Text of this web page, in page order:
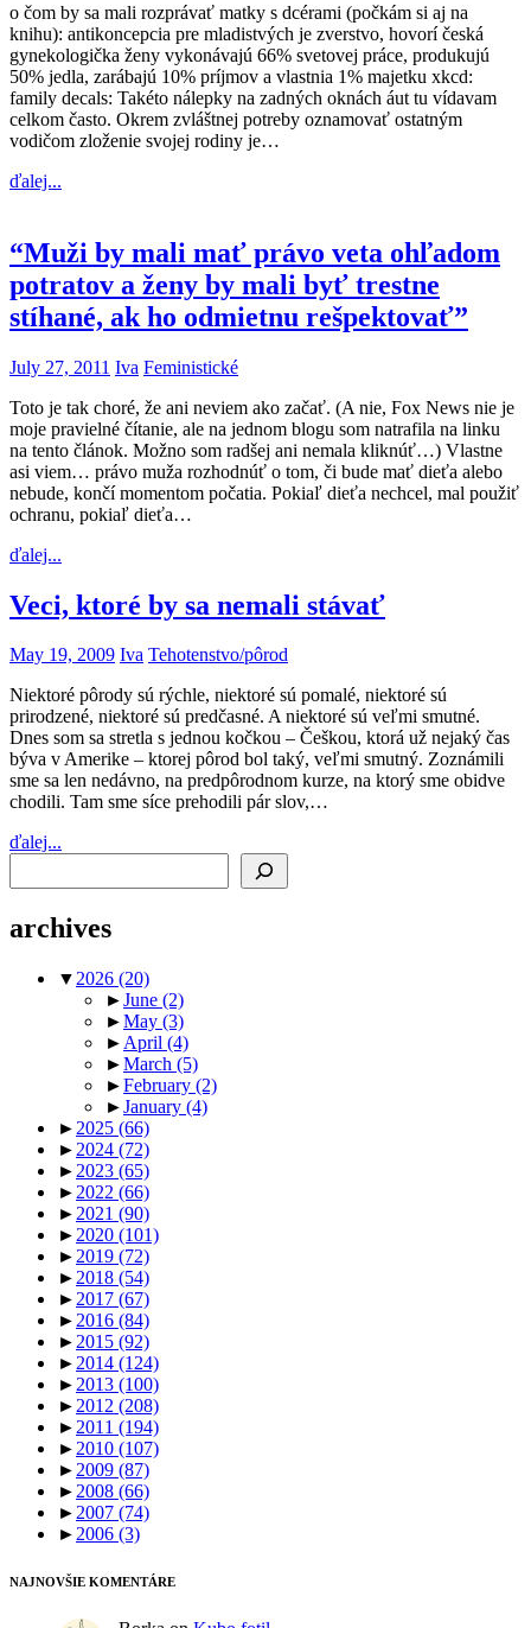
o čom by sa mali rozprávať matky s dcérami (počkám si aj na
knihu): antikoncepcia pre mladistvých je zverstvo, hovorí česká
gynekologička ženy vykonávajú 66% svetovej práce, produkujú
50% jedla, zarábajú 10% príjmov a vlastnia 1% majetku xkcd:
family decals: Takéto nálepky na zadných oknách áut tu vídavam
celkom často. Okrem zvláštnej potreby oznamovať ostatným
vodičom zloženie svojej rodiny je…
ďalej...
“Muži by mali mať právo veta ohľadom
potratov a ženy by mali byť trestne
stíhané, ak ho odmietnu rešpektovať”
July 27, 2011 Iva Feministické
Toto je tak choré, že ani neviem ako začať. (A nie, Fox News nie je
moje pravielné čítanie, ale na jednom blogu som natrafila na linku
na tento článok. Možno som radšej ani nemala kliknúť…) Vlastne
asi viem… právo muža rozhodnúť o tom, či bude mať dieťa alebo
nebude, končí momentom počatia. Pokiaľ dieťa nechcel, mal použiť
ochranu, pokiaľ dieťa…
ďalej...
Veci, ktoré by sa nemali stávať
May 19, 2009 Iva Tehotenstvo/pôrod
Niektoré pôrody sú rýchle, niektoré sú pomalé, niektoré sú
prirodzené, niektoré sú predčasné. A niektoré sú veľmi smutné.
Dnes som sa stretla s jednou kočkou – Češkou, ktorá už nejaký čas
býva v Amerike – ktorej pôrod bol taký, veľmi smutný. Zoznámili
sme sa len nedávno, na predpôrodnom kurze, na ktorý sme obidve
chodili. Tam sme síce prehodili pár slov,…
ďalej...
archives
▼ 2026 (20)
►June (2)
►May (3)
► April (4)
►March (5)
►February (2)
►January (4)
► 2025 (66)
► 2024 (72)
► 2023 (65)
► 2022 (66)
► 2021 (90)
► 2020 (101)
► 2019 (72)
► 2018 (54)
► 2017 (67)
► 2016 (84)
► 2015 (92)
► 2014 (124)
► 2013 (100)
► 2012 (208)
► 2011 (194)
► 2010 (107)
► 2009 (87)
► 2008 (66)
► 2007 (74)
► 2006 (3)
NAJNOVŠIE KOMENTÁRE